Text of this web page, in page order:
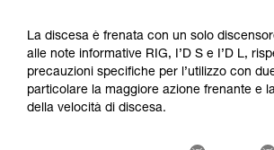
La discesa è frenata con un solo
alle note informative RIG, I’D S e I’D L,
precauzioni specifiche per l’utilizzo con
particolare la maggiore azione frenante e
della velocità di discesa.